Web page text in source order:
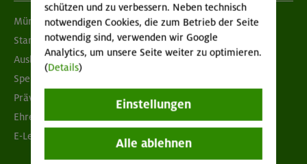
München & Oberland
Standorte
Ausbildung & Jobs
Spenden
Prävention sexualisierter Gewalt
Ehrenamtsbörse
E-Learning
schützen und zu verbessern. Neben technisch
notwendigen Cookies, die zum Betrieb der Seite
notwendig sind, verwenden wir Google
Analytics, um unsere Seite weiter zu optimieren.
(Details)
Einstellungen
Alle ablehnen